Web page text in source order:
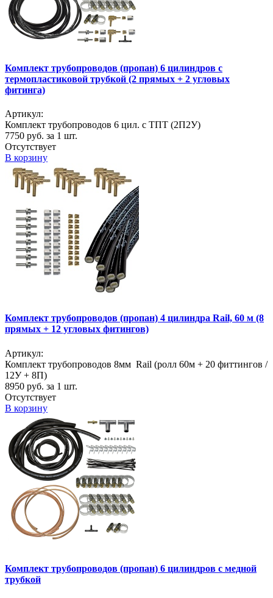
Комплект трубопроводов (пропан) 6 цилиндров с
термопластиковой трубкой (2 прямых + 2 угловых
фитинга)
Артикул:
Комплект трубопроводов 6 цил. с ТПТ (2П2У)
7750 руб. за 1 шт.
Отсутствует
В корзину
Комплект трубопроводов (пропан) 4 цилиндра Rail, 60 м (8
прямых + 12 угловых фитингов)
Артикул:
Комплект трубопроводов 8мм Rail (ролл 60м + 20 фиттингов /
12У + 8П)
8950 руб. за 1 шт.
Отсутствует
В корзину
Комплект трубопроводов (пропан) 6 цилиндров с медной
трубкой